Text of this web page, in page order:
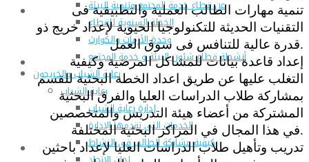
عن قطاع خدمة المجتمع وتنمية البيئة
الخطة السنوية للقطاع
وحدة الأزمات والكوارث
أنشطة قطاع شئون البيئة و خدمة المجتمع
رعاية الشباب والخريجون
رعاية الشباب
إدارة رعاية الشباب
الخدمات التى تقدمها الإدارة
كيفية مشاركة الطالب فى النشاط
تنمية مهارات الطالب العملية والتطبيقية فى
التقنيات الحديثة للتكنولوجيا الحيوية لإعداد خريج ذو
قدرة عالية للتنافس فى سوق العمل.
إعداد قاعدة بيانات للمشاكل المرضية وكيفية
التغلب عليها عن طريق اعداد الخطة البحثية للقسم
بمشاركة طلاب الدراسات العليا والفرق البحثية
المشتركة من أعضاء هيئة التدريس والمتخصصين
في هذا المجال في المراكز البحثية المختلفة.
تدريب وتأهيل طلاب الدراسات العليا لإعداد باحثين